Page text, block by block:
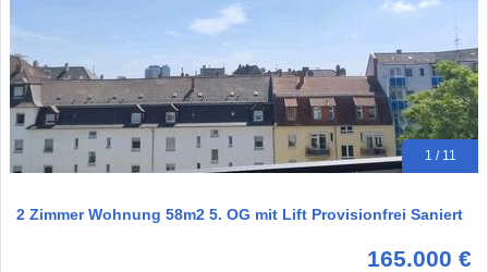
1 / 11
2 Zimmer Wohnung 58m2 5. OG mit Lift Provisionfrei Saniert
165.000 €